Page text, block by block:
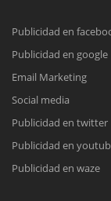
Todos nuestros
Publicidad en
Publicidad en google
Email Marketing
Social media
Publicidad en twitter
Publicidad en
Publicidad en waze